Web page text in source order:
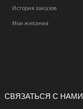
История заказов
Мои желания
СВЯЗАТЬСЯ С НАМИ